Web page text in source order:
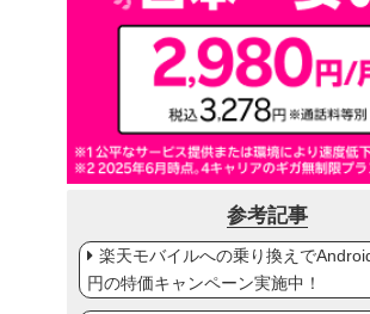
参考記事
楽天モバイルへの乗り換えで
円の特価キャンペーン実施中！